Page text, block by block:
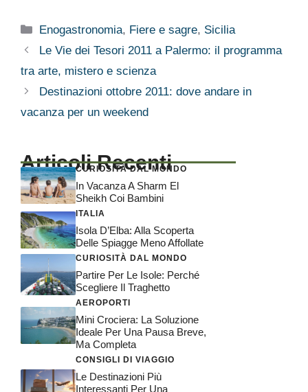
Categorie
Enogastronomia, Fiere e sagre, Sicilia
Le Vie dei Tesori 2011 a Palermo: il programma
tra arte, mistero e scienza
Destinazioni ottobre 2011: dove andare in
vacanza per un weekend
Articoli Recenti
CURIOSITÀ DAL MONDO
In Vacanza A Sharm El
Sheikh Coi Bambini
ITALIA
Isola D’Elba: Alla Scoperta
Delle Spiagge Meno Affollate
CURIOSITÀ DAL MONDO
Partire Per Le Isole: Perché
Scegliere Il Traghetto
AEROPORTI
Mini Crociera: La Soluzione
Ideale Per Una Pausa Breve,
Ma Completa
CONSIGLI DI VIAGGIO
Le Destinazioni Più
Interessanti Per Una